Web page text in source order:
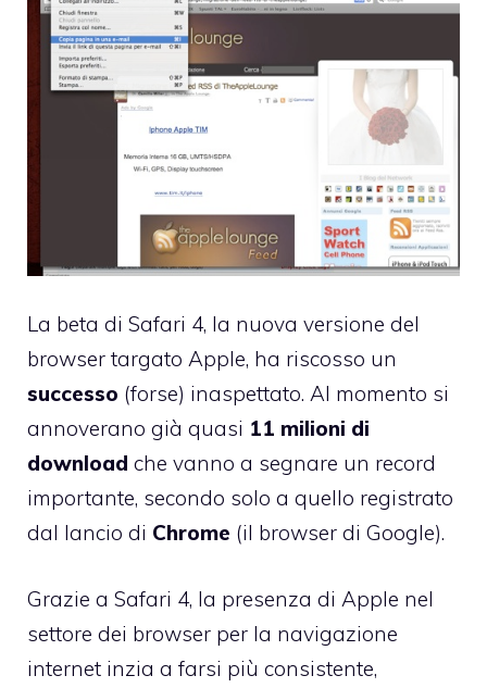
La beta di Safari 4, la nuova versione del
browser targato Apple, ha riscosso un
successo (forse) inaspettato. Al momento si
annoverano già quasi 11 milioni di
download che vanno a segnare un record
importante, secondo solo a quello registrato
dal lancio di Chrome (il browser di Google).
Grazie a Safari 4, la presenza di Apple nel
settore dei browser per la navigazione
internet inzia a farsi più consistente,